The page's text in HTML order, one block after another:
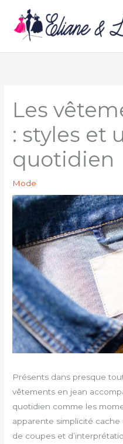
contenu
Les
: styles et
quotidien
Mode
Présents dans presque
vêtements en jean
quotidien comme les
apparente simplicité cache
de coupes et